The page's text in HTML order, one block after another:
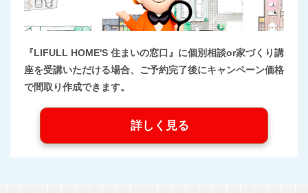
『LIFULL HOME'S 住まいの窓口』に個別相談or家づくり講
座を受講いただける場合、ご予約完了後にキャンペーン価格
で間取り作成できます。
詳しく見る